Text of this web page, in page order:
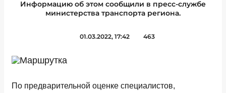
Информацию об этом сообщили в пресс-службе
министерства транспорта региона.
01.03.2022, 17:42 463
По предварительной оценке специалистов,